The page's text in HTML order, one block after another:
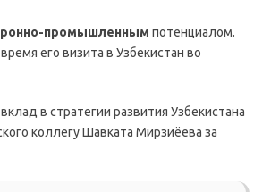
промышленным потенциалом.
его визита в Узбекистан во
в стратегии развития Узбекистана
коллегу Шавката Мирзиёева за